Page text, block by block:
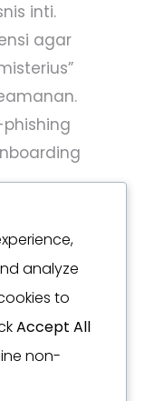
inti.
agar
dibuat
jumlah
waktu
bisa
benar
analyze
to
Accept All
non-